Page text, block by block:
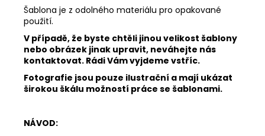
Šablona je z odolného materiálu pro opakované
použití.
V případě, že byste chtěli jinou velikost šablony
nebo obrázek jinak upravit, neváhejte nás
kontaktovat. Rádi Vám vyjdeme vstříc.
Fotografie jsou pouze ilustrační a mají ukázat
širokou škálu možností práce se šablonami.
NÁVOD: